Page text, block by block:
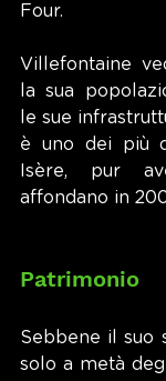
Four.
Villefontaine
la sua
le sue
è uno dei più
Isère, pur
affondano in
Patrimonio
Sebbene il suo
solo a metà